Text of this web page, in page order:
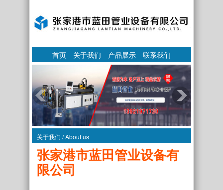
首页 关于我们 产品展示 联系我们
关于我们 / About us
张家港市蓝田管业设备有
限公司